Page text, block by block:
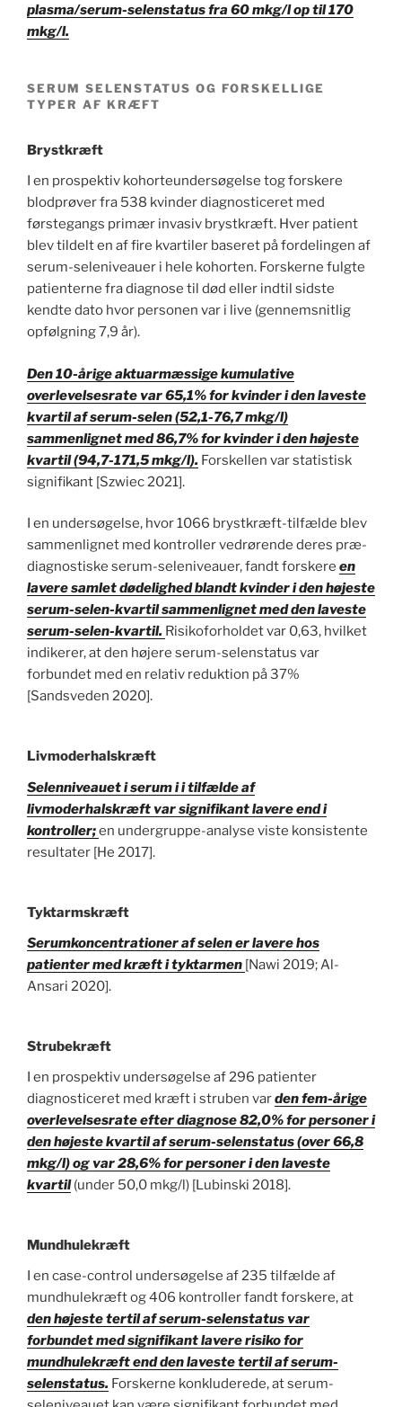
plasma/serum-selenstatus fra 60 mkg/l op til 170
mkg/l.
SERUM SELENSTATUS OG FORSKELLIGE
TYPER AF KRÆFT
Brystkræft
I en prospektiv kohorteundersøgelse tog forskere
blodprøver fra 538 kvinder diagnosticeret med
førstegangs primær invasiv brystkræft. Hver patient
blev tildelt en af fire kvartiler baseret på fordelingen af
serum-seleniveauer i hele kohorten. Forskerne fulgte
patienterne fra diagnose til død eller indtil sidste
kendte dato hvor personen var i live (gennemsnitlig
opfølgning 7,9 år).
Den 10-årige aktuarmæssige kumulative
overlevelsesrate var 65,1% for kvinder i den laveste
kvartil af serum-selen (52,1-76,7 mkg/l)
sammenlignet med 86,7% for kvinder i den højeste
kvartil (94,7-171,5 mkg/l). Forskellen var statistisk
signifikant [Szwiec 2021].
I en undersøgelse, hvor 1066 brystkræft-tilfælde blev
sammenlignet med kontroller vedrørende deres præ-
diagnostiske serum-seleniveauer, fandt forskere en
lavere samlet dødelighed blandt kvinder i den højeste
serum-selen-kvartil sammenlignet med den laveste
serum-selen-kvartil. Risikoforholdet var 0,63, hvilket
indikerer, at den højere serum-selenstatus var
forbundet med en relativ reduktion på 37%
[Sandsveden 2020].
Livmoderhalskræft
Selenniveauet i serum i i tilfælde af
livmoderhalskræft var signifikant lavere end i
kontroller;en undergruppe-analyse viste konsistente
resultater [He 2017].
Tyktarmskræft
Serumkoncentrationer af selen er lavere hos
patienter med kræft i tyktarmen [Nawi 2019; Al-
Ansari 2020].
Strubekræft
I en prospektiv undersøgelse af 296 patienter
diagnosticeret med kræft i struben varden fem-årige
overlevelsesrate efter diagnose 82,0% for personer i
den højeste kvartil af serum-selenstatus (over 66,8
mkg/l) og var 28,6% for personer i den laveste
kvartil(under 50,0 mkg/l) [Lubinski 2018].
Mundhulekræft
I en case-control undersøgelse af 235 tilfælde af
mundhulekræft og 406 kontroller fandt forskere, at
den højeste tertil af serum-selenstatus var
forbundet med signifikant lavere risiko for
mundhulekræft end den laveste tertil af serum-
selenstatus. Forskerne konkluderede, at serum-